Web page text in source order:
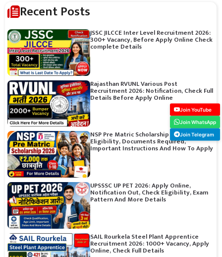
Recent Posts
JSSC JILCCE Inter Level Recruitment 2026:
300+ Vacancy, Before Apply Online Check
complete Details
Rajasthan RVUNL Various Post
Recruitment 2026: Notification, Check Full
Details Before Apply Online
NSP Pre Matric Scholarship 2026:
Eligibility, Documents Required,
Important Instructions And How To Apply
UPSSSC UP PET 2026: Apply Online,
Notification Out, Check Eligibility, Exam
Pattern And More Details
SAIL Rourkela Steel Plant Apprentice
Recruitment 2026: 1000+ Vacancy, Apply
Online, Check Full Details
Join YouTube
Join WhatsApp
Join Telegram